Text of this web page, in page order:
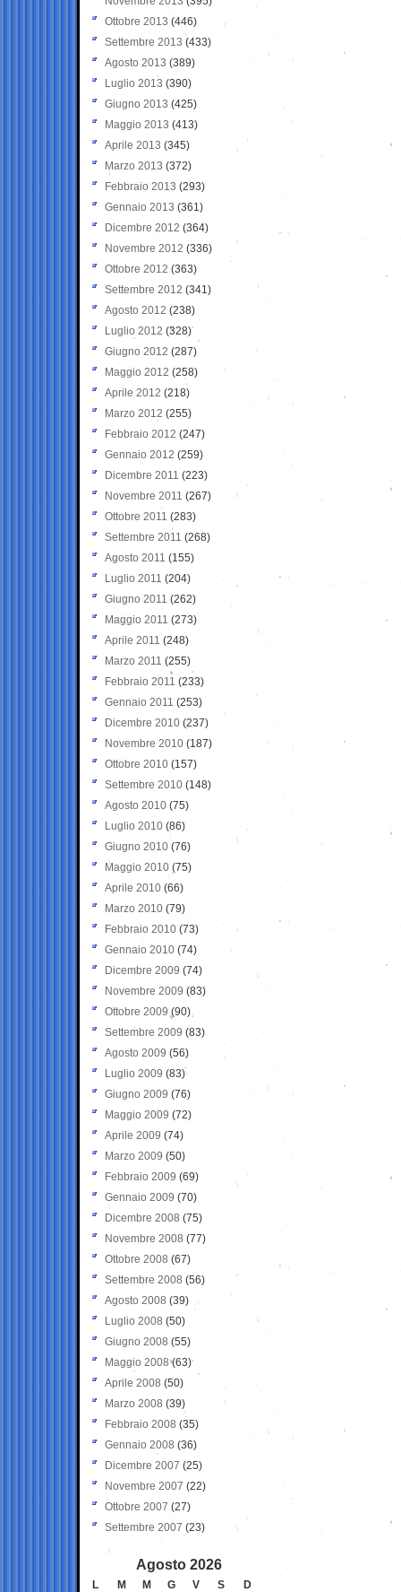
Ottobre 2013 (446)
Settembre 2013 (433)
Agosto 2013 (389)
Luglio 2013 (390)
Giugno 2013 (425)
Maggio 2013 (413)
Aprile 2013 (345)
Marzo 2013 (372)
Febbraio 2013 (293)
Gennaio 2013 (361)
Dicembre 2012 (364)
Novembre 2012 (336)
Ottobre 2012 (363)
Settembre 2012 (341)
Agosto 2012 (238)
Luglio 2012 (328)
Giugno 2012 (287)
Maggio 2012 (258)
Aprile 2012 (218)
Marzo 2012 (255)
Febbraio 2012 (247)
Gennaio 2012 (259)
Dicembre 2011 (223)
Novembre 2011 (267)
Ottobre 2011 (283)
Settembre 2011 (268)
Agosto 2011 (155)
Luglio 2011 (204)
Giugno 2011 (262)
Maggio 2011 (273)
Aprile 2011 (248)
Marzo 2011 (255)
Febbraio 2011 (233)
Gennaio 2011 (253)
Dicembre 2010 (237)
Novembre 2010 (187)
Ottobre 2010 (157)
Settembre 2010 (148)
Agosto 2010 (75)
Luglio 2010 (86)
Giugno 2010 (76)
Maggio 2010 (75)
Aprile 2010 (66)
Marzo 2010 (79)
Febbraio 2010 (73)
Gennaio 2010 (74)
Dicembre 2009 (74)
Novembre 2009 (83)
Ottobre 2009 (90)
Settembre 2009 (83)
Agosto 2009 (56)
Luglio 2009 (83)
Giugno 2009 (76)
Maggio 2009 (72)
Aprile 2009 (74)
Marzo 2009 (50)
Febbraio 2009 (69)
Gennaio 2009 (70)
Dicembre 2008 (75)
Novembre 2008 (77)
Ottobre 2008 (67)
Settembre 2008 (56)
Agosto 2008 (39)
Luglio 2008 (50)
Giugno 2008 (55)
Maggio 2008(63)
Aprile 2008 (50)
Marzo 2008 (39)
Febbraio 2008 (35)
Gennaio 2008 (36)
Dicembre 2007 (25)
Novembre 2007 (22)
Ottobre 2007 (27)
Settembre 2007 (23)
Agosto 2026
L M M G V S
D